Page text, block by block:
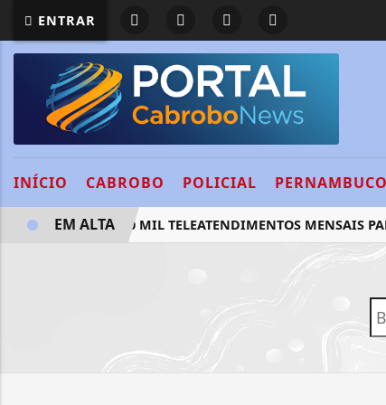
ENTRAR
INÍCIO CABROBO POLICIAL PERNAMBUCO
SUS TERÁ 100 MIL TELEATENDIMENTOS MENSAIS
EM ALTA